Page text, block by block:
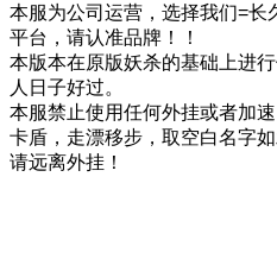
本服为公司运营，选择我们=长
平台，请认准品牌！！
本版本在原版妖杀的基础上进
人日子好过。
本服禁止使用任何外挂或者加
卡盾，走漂移步，取空白名字
请远离外挂！